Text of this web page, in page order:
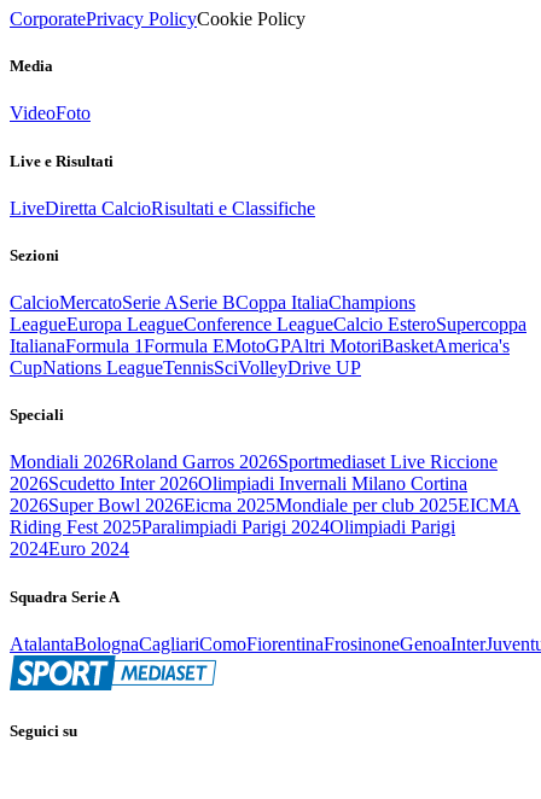
CorporatePrivacy PolicyCookie Policy
Media
VideoFoto
Live e Risultati
LiveDiretta CalcioRisultati e Classifiche
Sezioni
CalcioMercatoSerie ASerie BCoppa ItaliaChampions
LeagueEuropa LeagueConference LeagueCalcio EsteroSupercoppa
ItalianaFormula 1Formula EMotoGPAltri MotoriBasketAmerica's
CupNations LeagueTennisSciVolleyDrive UP
Speciali
Mondiali 2026Roland Garros 2026Sportmediaset Live Riccione
2026Scudetto Inter 2026Olimpiadi Invernali Milano Cortina
2026Super Bowl 2026Eicma 2025Mondiale per club 2025EICMA
Riding Fest 2025Paralimpiadi Parigi 2024Olimpiadi Parigi
2024Euro 2024
Squadra Serie A
AtalantaBolognaCagliariComoFiorentinaFrosinoneGenoaInter
Seguici su